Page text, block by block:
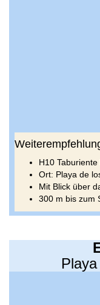
H10 Taburiente
Ort: Playa de
Mit Blick über
300 m bis zum